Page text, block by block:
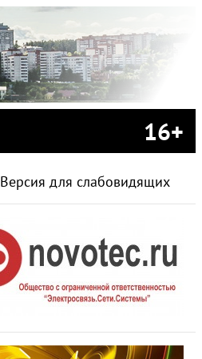
16+
Версия для слабовидящих